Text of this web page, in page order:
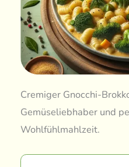
Cremiger Gnocchi-
Gemüseliebhaber und
Wohlfühlmahlzeit.